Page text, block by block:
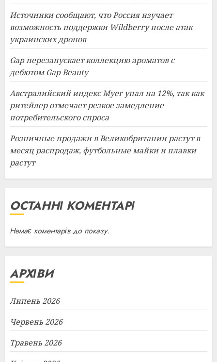
Источники сообщают, что Россия изучает
возможность поддержки Wildberry после атак
украинских дронов
Gap перезапускает коллекцию ароматов с
дебютом Gap Beauty
Австралийский индекс Myer упал на 12%, так как
ритейлер отмечает резкое замедление
потребительского спроса
Розничные продажи в Великобритании растут в
месяц распродаж, футбольные майки и плавки
растут
ОСТАННІ КОМЕНТАРІ
Немає коментарів до показу.
АРХІВИ
Липень 2026
Червень 2026
Травень 2026